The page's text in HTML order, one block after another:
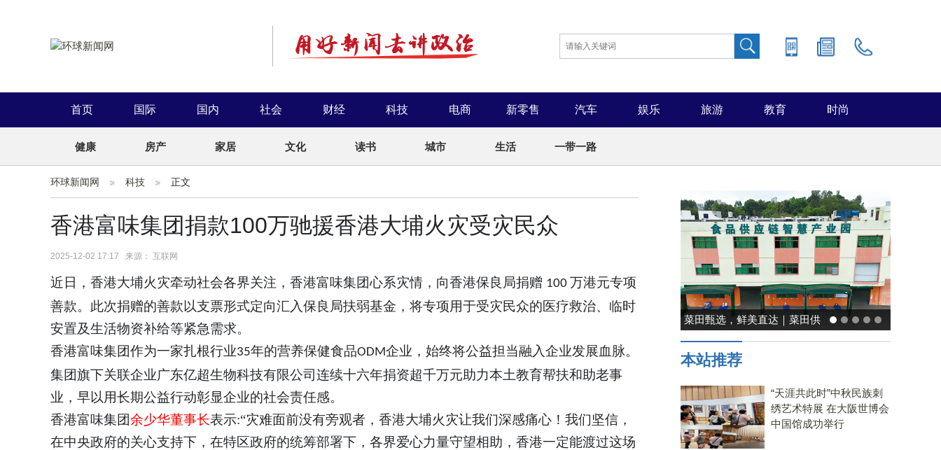
首页 国际 国内 社会 财经 科技 电商 新零售 汽车 娱乐 旅游 教育 时尚
健康 房产 家居 文化 读书 城市 生活 一带一路
环球新闻网 科技 正文
香港富味集团捐款100万驰援香港大埔火灾受灾民众
2025-12-02 17:17 来源： 互联网
近日，香港大埔火灾牵动社会各界关注，香港富味集团心系灾情，向香港保良局捐赠 100 万港元专项
善款。此次捐赠的善款以支票形式定向汇入保良局扶弱基金，将专项用于受灾民众的医疗救治、临时
安置及生活物资补给等紧急需求。
香港富味集团作为一家扎根行业35年的营养保健食品ODM企业，始终将公益担当融入企业发展血脉。
集团旗下关联企业广东亿超生物科技有限公司连续十六年捐资超千万元助力本土教育帮扶和助老事
业，早以用长期公益行动彰显企业的社会责任感。
香港富味集团余少华董事长表示:“灾难面前没有旁观者 ，香港大埔火灾让我们深感痛心 ！ 我们坚信，
在中央政府的关心支持下，在特区政府的统筹部署下，各界爱心力量守望相助，香港一定能渡过这场
菜田甄选，鲜美直达｜菜田供
应链，重塑净菜新鲜标准
本站推荐
“天涯共此时”中秋民族刺
绣艺术特展 在大阪世博会
中国馆成功举行